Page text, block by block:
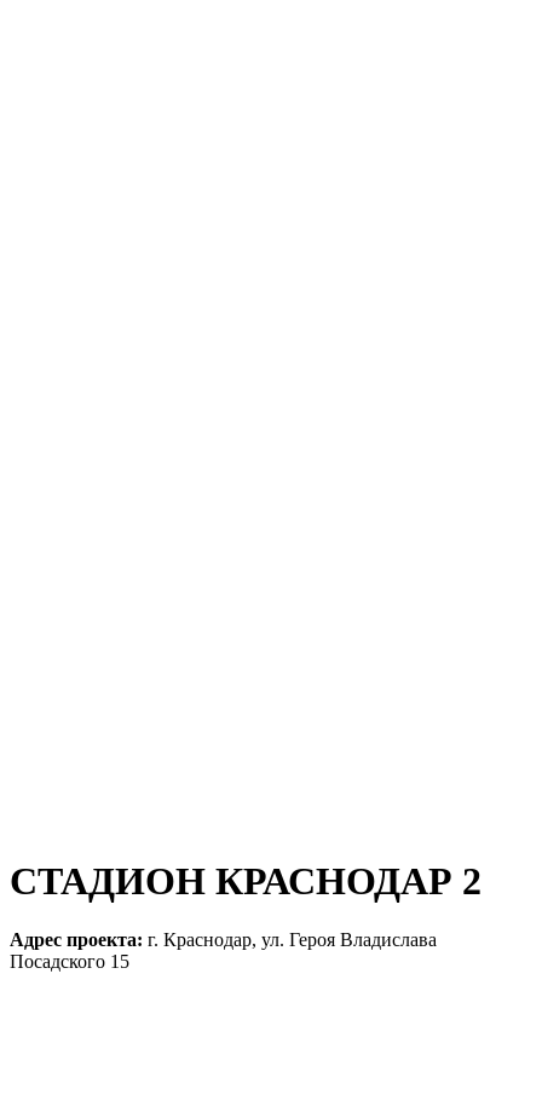
СТАДИОН КРАСНОДАР 2
Адрес проекта: г. Краснодар, ул. Героя Владислава
Посадского 15